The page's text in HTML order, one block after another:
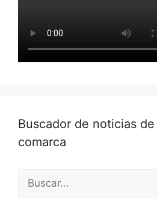
Buscador de noticias
comarca